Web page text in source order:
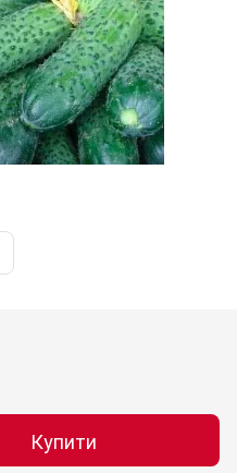
Купити